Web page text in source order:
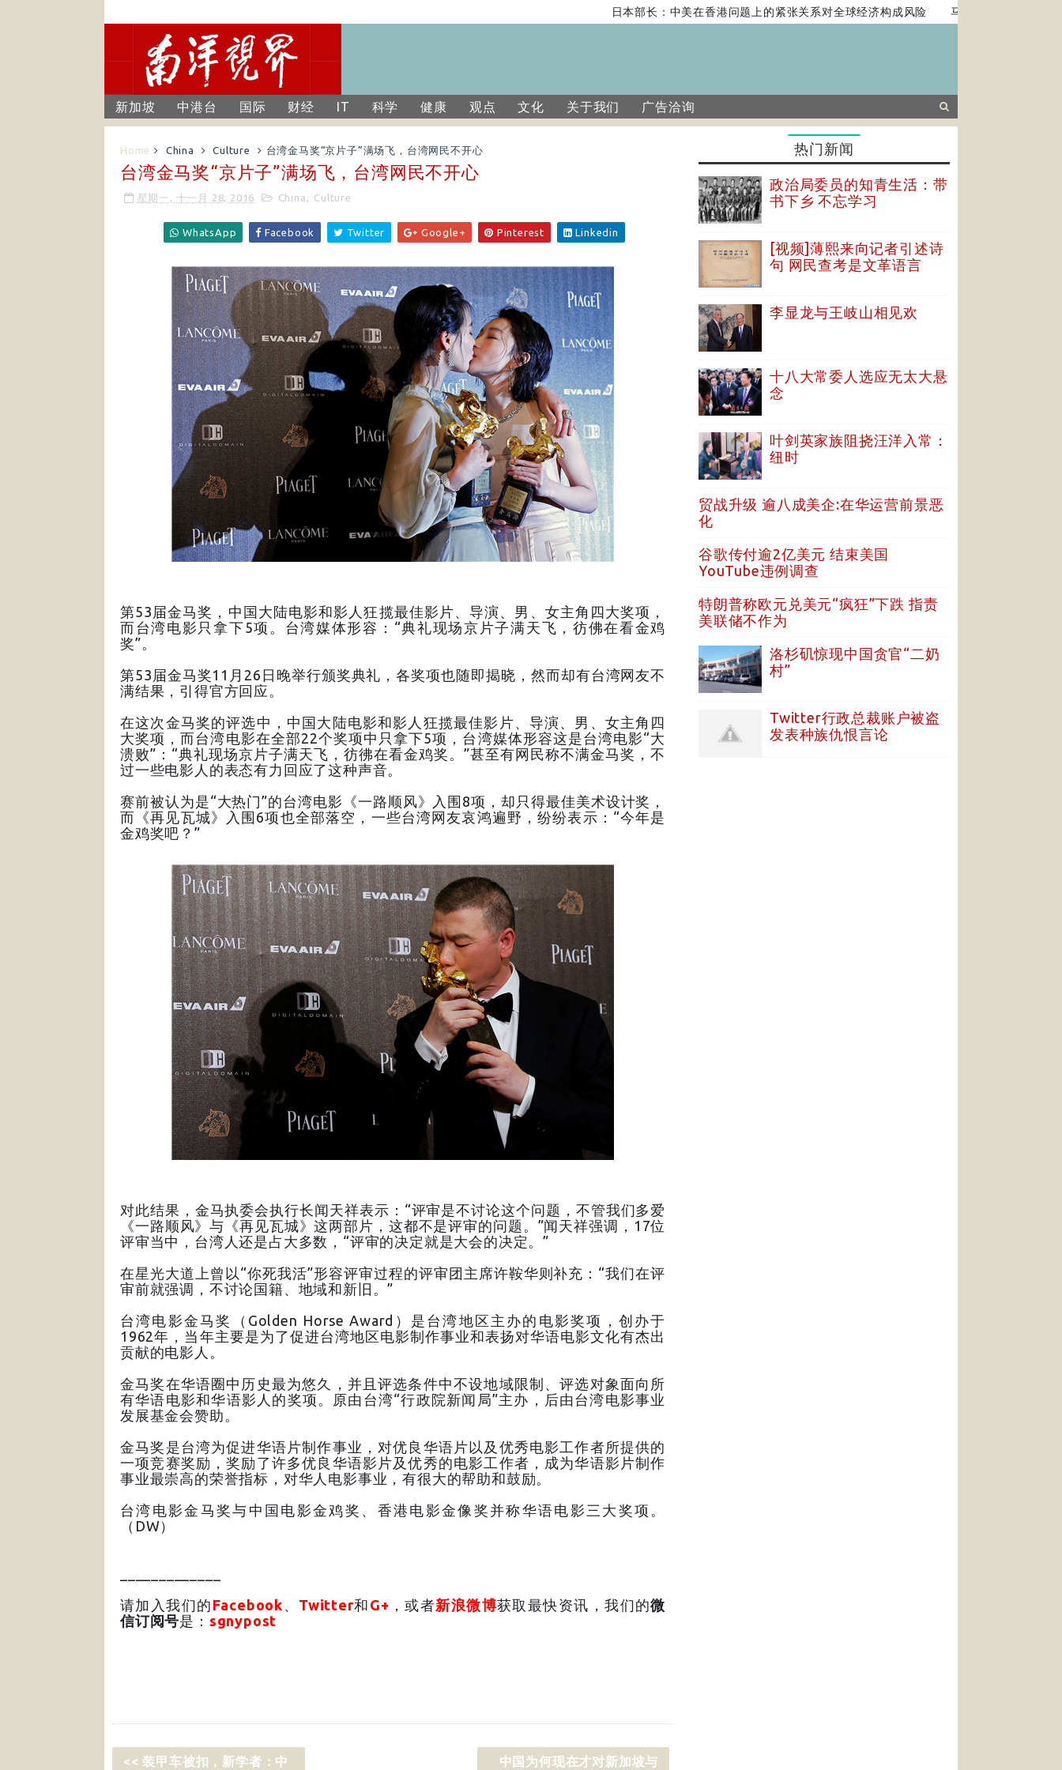
日本部长：中美在香港问题上的紧张关系对全球经济构成风险 马克龙提西方霸权或终结
新加坡 中港台 国际 财经 IT 科学 健康 观点 文化 关于我们 广告洽询
Home China Culture 台湾金马奖“京片子”满场飞，台湾网民不开心
台湾金马奖“京片子”满场飞，台湾网民不开心
星期一, 十一月 28, 2016 China , Culture
WhatsApp Facebook Twitter Google+ Pinterest Linkedin
第53届金马奖，中国大陆电影和影人狂揽最佳影片、导演、男、女主角四大奖项，
而台湾电影只拿下5项。台湾媒体形容：“典礼现场京片子满天飞，彷佛在看金鸡
奖”。
第53届金马奖11月26日晚举行颁奖典礼，各奖项也随即揭晓，然而却有台湾网友不
满结果，引得官方回应。
在这次金马奖的评选中，中国大陆电影和影人狂揽最佳影片、导演、男、女主角四
大奖项，而台湾电影在全部22个奖项中只拿下5项，台湾媒体形容这是台湾电影“大
溃败”：“典礼现场京片子满天飞，彷彿在看金鸡奖。”甚至有网民称不满金马奖，不
过一些电影人的表态有力回应了这种声音。
赛前被认为是“大热门”的台湾电影《一路顺风》入围8项，却只得最佳美术设计奖，
而《再见瓦城》入围6项也全部落空，一些台湾网友哀鸿遍野，纷纷表示：“今年是
金鸡奖吧？”
对此结果，金马执委会执行长闻天祥表示：“评审是不讨论这个问题，不管我们多爱
《一路顺风》与《再见瓦城》这两部片，这都不是评审的问题。”闻天祥强调，17位
评审当中，台湾人还是占大多数，“评审的决定就是大会的决定。”
在星光大道上曾以“你死我活”形容评审过程的评审团主席许鞍华则补充：“我们在评
审前就强调，不讨论国籍、地域和新旧。”
台湾电影金马奖（Golden Horse Award）是台湾地区主办的电影奖项，创办于
1962年，当年主要是为了促进台湾地区电影制作事业和表扬对华语电影文化有杰出
贡献的电影人。
金马奖在华语圈中历史最为悠久，并且评选条件中不设地域限制、评选对象面向所
有华语电影和华语影人的奖项。原由台湾“行政院新闻局”主办，后由台湾电影事业
发展基金会赞助。
金马奖是台湾为促进华语片制作事业，对优良华语片以及优秀电影工作者所提供的
一项竞赛奖励，奖励了许多优良华语影片及优秀的电影工作者，成为华语影片制作
事业最崇高的荣誉指标，对华人电影事业，有很大的帮助和鼓励。
台湾电影金马奖与中国电影金鸡奖、香港电影金像奖并称华语电影三大奖项。
（DW）
请加入我们的 Facebook 、 Twitter和 G+ ，或者新浪微博获取最快资讯，我们的微
信订阅号是： sgnypost
<< 装甲车被扣，新学者：中 中国为何现在才对新加坡与
热门新闻
政治局委员的知青生活：带
书下乡 不忘学习
[视频]薄熙来向记者引述诗
句 网民查考是文革语言
李显龙与王岐山相见欢
十八大常委人选应无太大悬
念
叶剑英家族阻挠汪洋入常：
纽时
贸战升级 逾八成美企:在华运营前景恶
化
谷歌传付逾2亿美元 结束美国
YouTube违例调查
特朗普称欧元兑美元“疯狂”下跌 指责
美联储不作为
洛杉矶惊现中国贪官“二奶
村”
Twitter行政总裁账户被盗
发表种族仇恨言论